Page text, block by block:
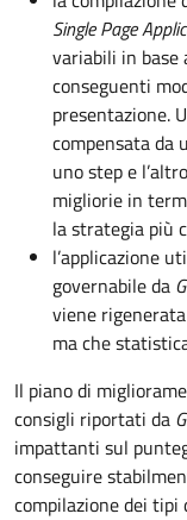
Single Page
variabili in base
conseguenti
presentazione.
compensata da
uno step e
migliorie in
la strategia più
l’applicazione
governabile da
viene rigenerata
ma che
Il piano di
consigli riportati da
impattanti sul
conseguire
compilazione dei